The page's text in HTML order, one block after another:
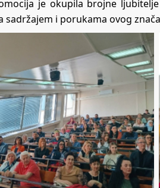
je okupila brojne
i porukama ovog